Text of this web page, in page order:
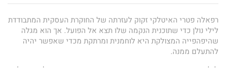
רפאלה פטרי האיטלקי זקוק לעזרתה של החוקרת העסקית המתבודדת
לילי נולן כדי שתוכנית הנקמה שלו תצא אל הפועל. אך הוא מגלה
שהיפהפייה המצולקת היא לוחמנית ומרתקת מכדי שאפשר יהיה
להתעלם ממנה.
לילי מסתגרת הרחק מעיניים חטטניות. היא מתביישת בצלקת שעל